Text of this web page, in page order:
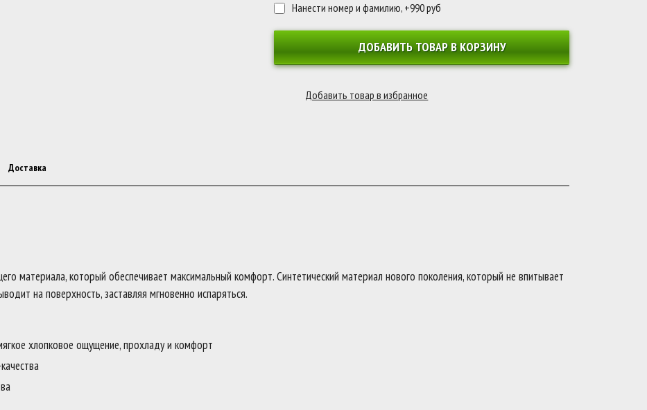
Нанести номер и фамилию, +990 руб
ДОБАВИТЬ ТОВАР В КОРЗИНУ
Доставка
материала, который обеспечивает максимальный комфорт. Синтетический материал нового поколения, который не впитывает
на поверхность, заставляя мгновенно испаряться.
хлопковое ощущение, прохладу и комфорт